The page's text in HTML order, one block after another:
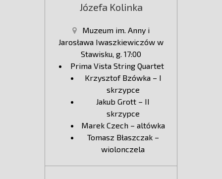
Józefa Kolinka
Muzeum im. Anny i
Jarosława Iwaszkiewiczów w
Stawisku, g. 17:00
Prima Vista String Quartet
Krzysztof Bzówka – I
skrzypce
Jakub Grott – II
skrzypce
Marek Czech – altówka
Tomasz Błaszczak –
wiolonczela